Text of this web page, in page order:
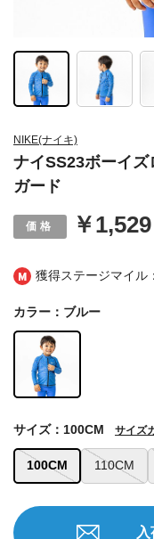
獲得ステージマイル
NIKE(ナイキ)
ナイSS23ボーイ
ガード
￥1,529
カラー：ブルー
100CM 110CM
サイズ：100CM サイズ